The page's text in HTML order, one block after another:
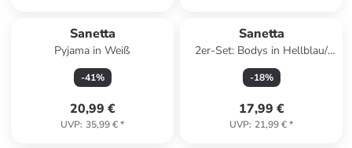
Sanetta
Pyjama in Weiß
-41%
20,99 €
UVP: 35,99 €*
Sanetta
2er-Set: Bodys in Hellblau/
Dunkelblau
-18%
17,99 €
UVP: 21,99 €*